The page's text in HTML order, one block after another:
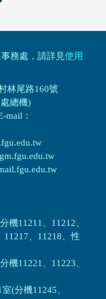
務處，請詳見使用
林尾路160號
總機)
mail：
機11211、11212、
11217、11218、性
機11221、11223、
(分機11245、